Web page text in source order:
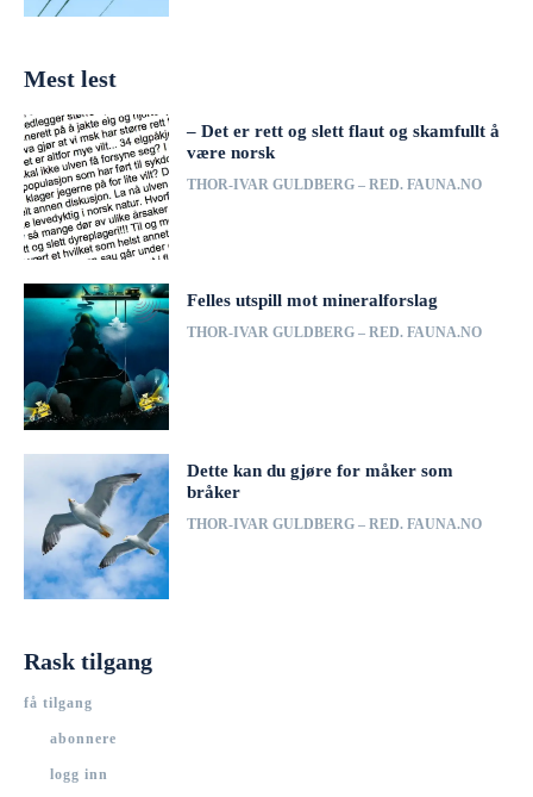
Mest lest
– Det er rett og slett flaut og skamfullt å
være norsk
THOR-IVAR GULDBERG – RED. FAUNA.NO
Felles utspill mot mineralforslag
THOR-IVAR GULDBERG – RED. FAUNA.NO
Dette kan du gjøre for måker som
bråker
THOR-IVAR GULDBERG – RED. FAUNA.NO
Rask tilgang
få tilgang
abonnere
logg inn